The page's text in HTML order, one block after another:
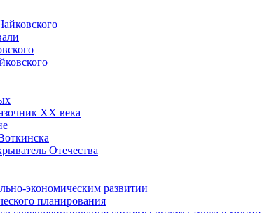
XX века
Отечества
экономическим развитии
планирования